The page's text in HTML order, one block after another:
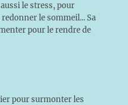
le stress, pour
le sommeil... Sa
pour le rendre de
pour surmonter les